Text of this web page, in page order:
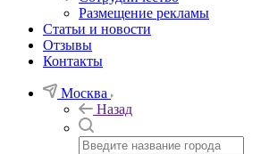
Размещение рекламы
Статьи и новости
Отзывы
Контакты
Москва
Назад